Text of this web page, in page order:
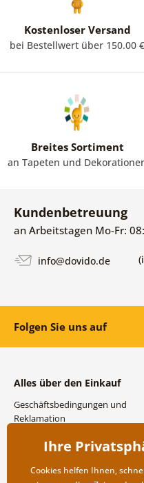
Kostenloser Versand
bei Bestellwert über 150.00 €
Breites Sortiment
an Tapeten und
Kundenbetreuung
an Arbeitstagen Mo-Fr:
info@dovido.de
Folgen Sie uns auf
Alles über den Einkauf
Geschäftsbedingungen und
Reklamation
Versand- und
Rücksendung der Ware
Ihre
Cookies helfen Ihnen,